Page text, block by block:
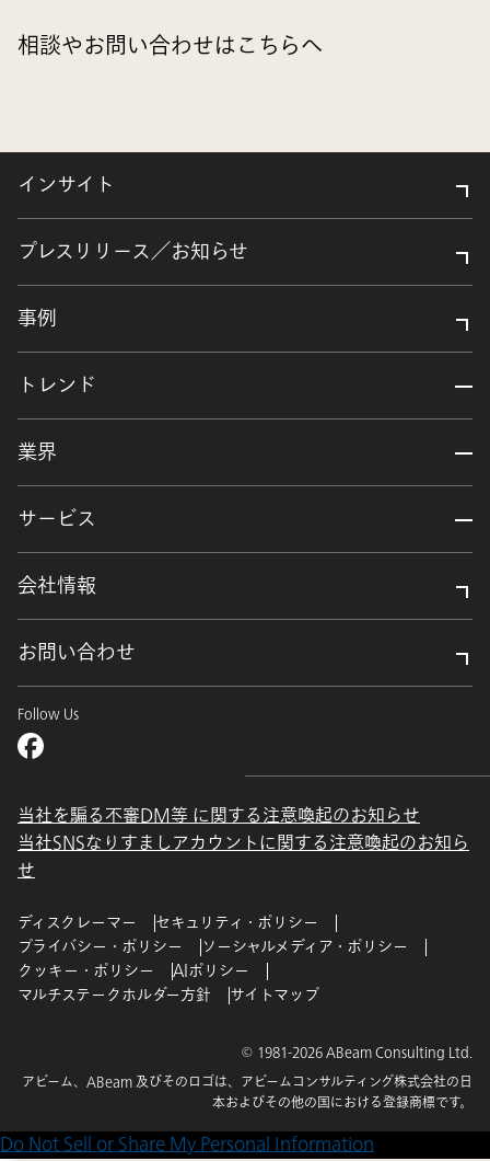
相談やお問い合わせはこちらへ
インサイト
プレスリリース／お知らせ
事例
トレンド
業界
サービス
会社情報
お問い合わせ
Follow Us
当社を騙る不審DM等 に関する注意喚起のお知らせ
当社SNSなりすましアカウントに関する注意喚起のお知ら
せ
ディスクレーマー
セキュリティ・ポリシー
プライバシー・ポリシー
ソーシャルメディア・ポリシー
クッキー・ポリシー
AIポリシー
マルチステークホルダー方針
サイトマップ
© 1981-2026 ABeam Consulting Ltd.
アビーム、ABeam 及びそのロゴは、アビームコンサルティング株式会社の日
本およびその他の国における登録商標です。
Do Not Sell or Share My Personal Information